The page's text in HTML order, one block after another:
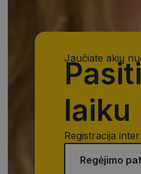
Jaučiate akių
laiku
Registracija
Regėjimo